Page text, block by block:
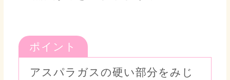
ポイント
アスパラガスの硬い部分をみじ